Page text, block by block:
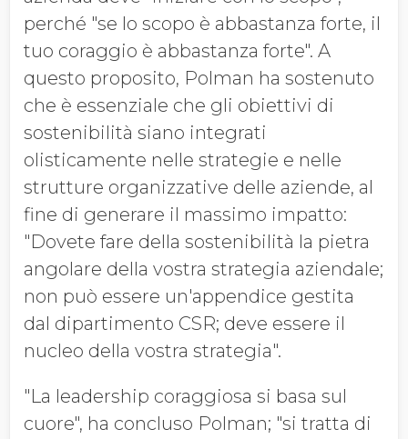
perché "se lo scopo è abbastanza forte, il
tuo coraggio è abbastanza forte". A
questo proposito, Polman ha sostenuto
che è essenziale che gli obiettivi di
sostenibilità siano integrati
olisticamente nelle strategie e nelle
strutture organizzative delle aziende, al
fine di generare il massimo impatto:
"Dovete fare della sostenibilità la pietra
angolare della vostra strategia aziendale;
non può essere un'appendice gestita
dal dipartimento CSR; deve essere il
nucleo della vostra strategia".
"La leadership coraggiosa si basa sul
cuore", ha concluso Polman; "si tratta di